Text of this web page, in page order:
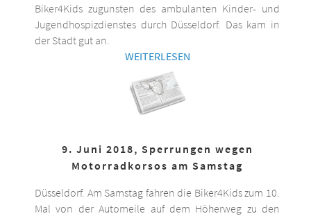
Biker4Kids zugunsten des ambulanten Kinder- und
Jugendhospizdienstes durch Düsseldorf. Das kam in
der Stadt gut an.
WEITERLESEN
9. Juni 2018, Sperrungen wegen
Motorradkorsos am Samstag
Düsseldorf. Am Samstag fahren die Biker4Kids zum 10.
Mal von der Automeile auf dem Höherweg zu den